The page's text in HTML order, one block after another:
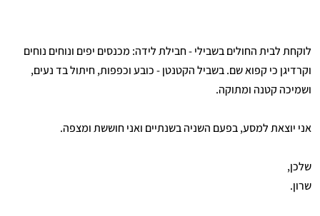
לוקחת לבית החולים בשבילי - חבילת לידה: מכנסים יפים ונוחים נוחים
וקרדיגן כי קפוא שם. בשביל הקטנטן - כובע וכפפות, חיתול בד נעים,
ושמיכה קטנה ומתוקה.
אני יוצאת למסע, בפעם השניה בשנתיים ואני חוששת ומצפה.
שלכן,
שרון.